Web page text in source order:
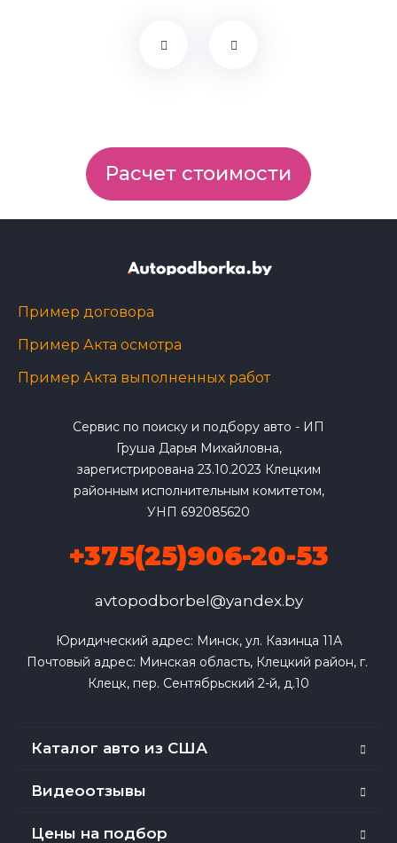
Расчет стоимости
Пример договора
Пример Акта осмотра
Пример Акта выполненных работ
Сервис по поиску и подбору авто - ИП
Груша Дарья Михайловна,
зарегистрирована 23.10.2023 Клецким
районным исполнительным комитетом,
УНП 692085620
+375(25)906-20-53
avtopodborbel@yandex.by
Юридический адрес: Минск, ул. Казинца 11А
Почтовый адрес: Минская область, Клецкий район, г.
Клецк, пер. Сентябрьский 2-й, д.10
Каталог авто из США
Видеоотзывы
Цены на подбор